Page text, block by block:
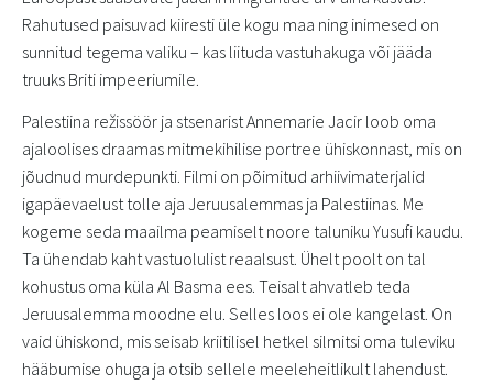
Rahutused paisuvad kiiresti üle kogu maa ning inimesed on
sunnitud tegema valiku – kas liituda vastuhakuga või jääda
truuks Briti impeeriumile.
Palestiina režissöör ja stsenarist Annemarie Jacir loob oma
ajaloolises draamas mitmekihilise portree ühiskonnast, mis on
jõudnud murdepunkti. Filmi on põimitud arhiivimaterjalid
igapäevaelust tolle aja Jeruusalemmas ja Palestiinas. Me
kogeme seda maailma peamiselt noore taluniku Yusufi kaudu.
Ta ühendab kaht vastuolulist reaalsust. Ühelt poolt on tal
kohustus oma küla Al Basma ees. Teisalt ahvatleb teda
Jeruusalemma moodne elu. Selles loos ei ole kangelast. On
vaid ühiskond, mis seisab kriitilisel hetkel silmitsi oma tuleviku
hääbumise ohuga ja otsib sellele meeleheitlikult lahendust.